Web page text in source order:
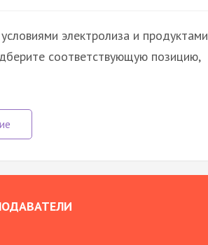
электролиза и продуктами
соответствующую позицию,